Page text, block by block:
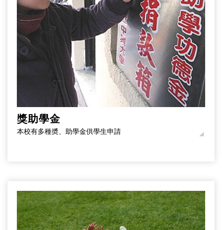
獎助學金
本校有多種奬、助學金供學生申請